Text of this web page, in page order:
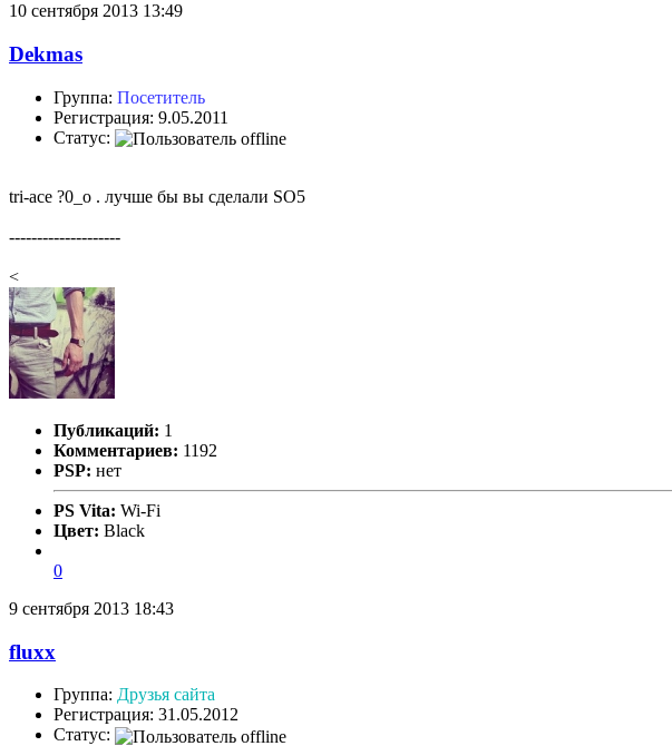
10 сентября 2013 13:49
Dekmas
Группа: Посетитель
Регистрация: 9.05.2011
Статус:
tri-ace ?0_o . лучше бы вы сделали SO5
--------------------
<
Публикаций: 1
Комментариев: 1192
PSP: нет
PS Vita: Wi-Fi
Цвет: Black
0
9 сентября 2013 18:43
fluxx
Группа: Друзья сайта
Регистрация: 31.05.2012
Статус: